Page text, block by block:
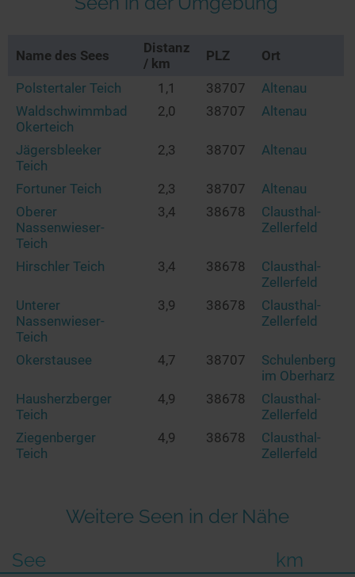
Name des Sees
Distanz
/ km
PLZ Ort
Polstertaler Teich 1,1 38707
Altenau
Waldschwimmbad
Okerteich
2,0 38707 Altenau
Jägersbleeker
Teich
2,3 38707 Altenau
Fortuner Teich 2,3 38707
Altenau
Oberer
Nassenwieser-
Teich
3,4 38678
Clausthal-
Zellerfeld
Hirschler Teich 3,4 38678
Clausthal-
Zellerfeld
Unterer
Nassenwieser-
Teich
3,9 38678
Clausthal-
Zellerfeld
Okerstausee 4,7 38707
Schulenberg
im Oberharz
Hausherzberger
Teich
4,9 38678
Clausthal-
Zellerfeld
Ziegenberger
Teich
4,9 38678
Clausthal-
Zellerfeld
Weitere Seen in der Nähe
See
km